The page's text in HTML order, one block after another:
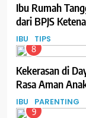
Ibu Rumah
dari BPJS
IBU TIPS
8
Kekerasan di
Rasa Aman
IBU PARENTING
9